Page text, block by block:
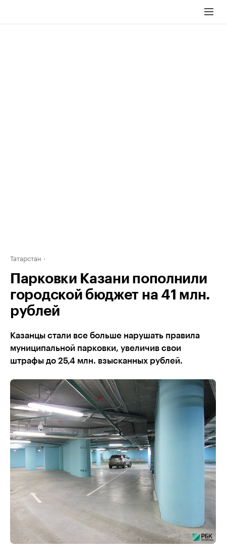
Татарстан
Парковки Казани пополнили
городской бюджет на 41 млн.
рублей
Казанцы стали все больше нарушать правила
муниципальной парковки, увеличив свои
штрафы до 25,4 млн. взысканных рублей.